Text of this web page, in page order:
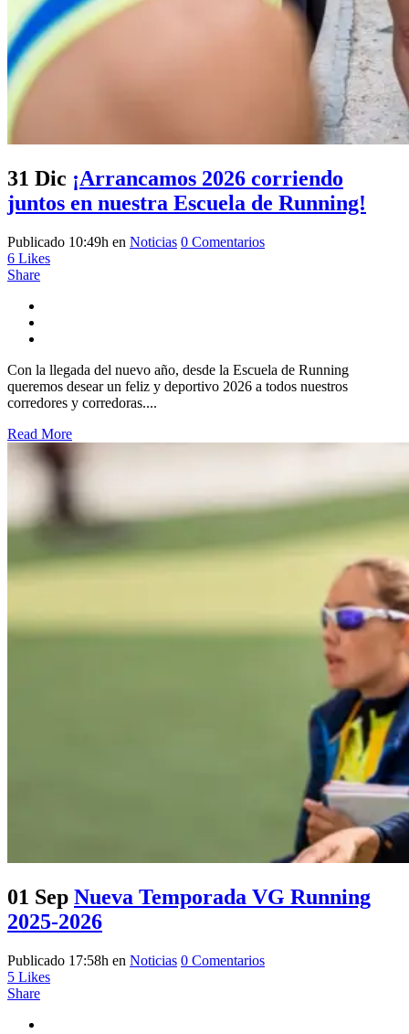
31 Dic ¡Arrancamos 2026 corriendo
juntos en nuestra Escuela de Running!
Publicado 10:49h en Noticias 0 Comentarios
6 Likes
Share
Con la llegada del nuevo año, desde la Escuela de Running
queremos desear un feliz y deportivo 2026 a todos nuestros
corredores y corredoras....
Read More
01 Sep Nueva Temporada VG Running
2025-2026
Publicado 17:58h en Noticias 0 Comentarios
5 Likes
Share